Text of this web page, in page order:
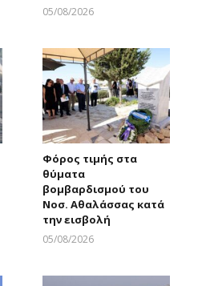
05/08/2026
Φόρος τιμής στα
θύματα
βομβαρδισμού του
Νοσ. Αθαλάσσας κατά
την εισβολή
05/08/2026